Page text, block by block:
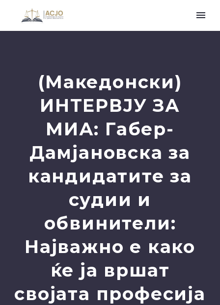
(Македонски)
ИНТЕРВЈУ ЗА
МИА: Габер-
Дамјановска за
кандидатите за
судии и
обвинители:
Најважно е како
ќе ја вршат
својата професија